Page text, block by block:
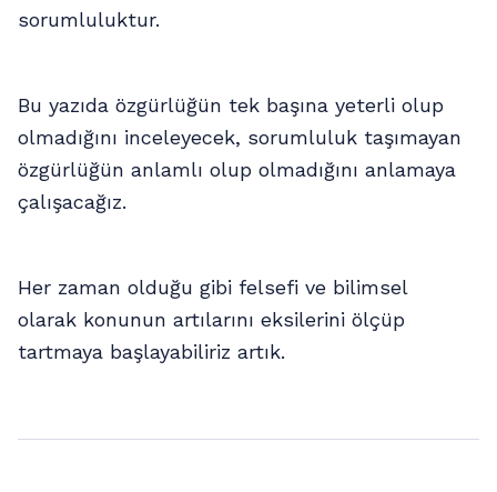
sorumluluktur.
Bu yazıda özgürlüğün tek başına yeterli olup
olmadığını inceleyecek, sorumluluk taşımayan
özgürlüğün anlamlı olup olmadığını anlamaya
çalışacağız.
Her zaman olduğu gibi felsefi ve bilimsel
olarak konunun artılarını eksilerini ölçüp
tartmaya başlayabiliriz artık.